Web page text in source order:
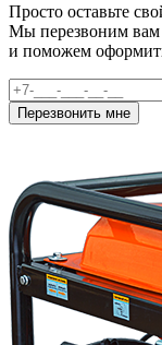
Просто оставьте
Мы перезвоним вам
и поможем